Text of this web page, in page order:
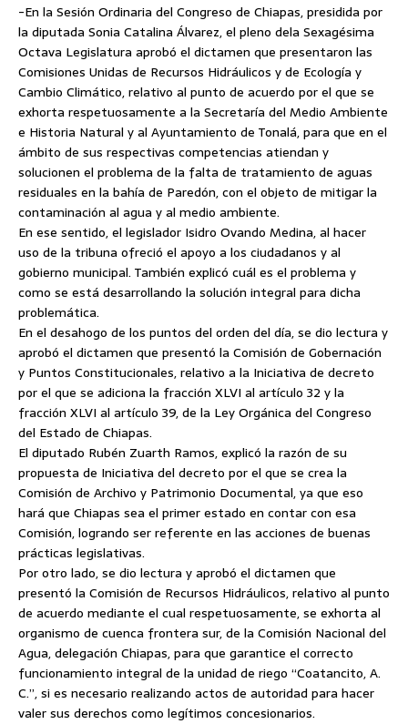
-En la Sesión Ordinaria del Congreso de Chiapas, presidida por
la diputada Sonia Catalina Álvarez, el pleno dela Sexagésima
Octava Legislatura aprobó el dictamen que presentaron las
Comisiones Unidas de Recursos Hidráulicos y de Ecología y
Cambio Climático, relativo al punto de acuerdo por el que se
exhorta respetuosamente a la Secretaría del Medio Ambiente
e Historia Natural y al Ayuntamiento de Tonalá, para que en el
ámbito de sus respectivas competencias atiendan y
solucionen el problema de la falta de tratamiento de aguas
residuales en la bahía de Paredón, con el objeto de mitigar la
contaminación al agua y al medio ambiente.
En ese sentido, el legislador Isidro Ovando Medina, al hacer
uso de la tribuna ofreció el apoyo a los ciudadanos y al
gobierno municipal. También explicó cuál es el problema y
como se está desarrollando la solución integral para dicha
problemática.
En el desahogo de los puntos del orden del día, se dio lectura y
aprobó el dictamen que presentó la Comisión de Gobernación
y Puntos Constitucionales, relativo a la Iniciativa de decreto
por el que se adiciona la fracción XLVI al artículo 32 y la
fracción XLVI al artículo 39, de la Ley Orgánica del Congreso
del Estado de Chiapas.
El diputado Rubén Zuarth Ramos, explicó la razón de su
propuesta de Iniciativa del decreto por el que se crea la
Comisión de Archivo y Patrimonio Documental, ya que eso
hará que Chiapas sea el primer estado en contar con esa
Comisión, logrando ser referente en las acciones de buenas
prácticas legislativas.
Por otro lado, se dio lectura y aprobó el dictamen que
presentó la Comisión de Recursos Hidráulicos, relativo al punto
de acuerdo mediante el cual respetuosamente, se exhorta al
organismo de cuenca frontera sur, de la Comisión Nacional del
Agua, delegación Chiapas, para que garantice el correcto
funcionamiento integral de la unidad de riego “Coatancito, A.
C.”, si es necesario realizando actos de autoridad para hacer
valer sus derechos como legítimos concesionarios.